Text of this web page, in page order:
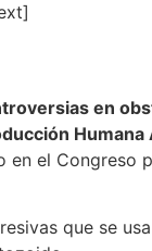
en
Humana
en el Congreso
que se